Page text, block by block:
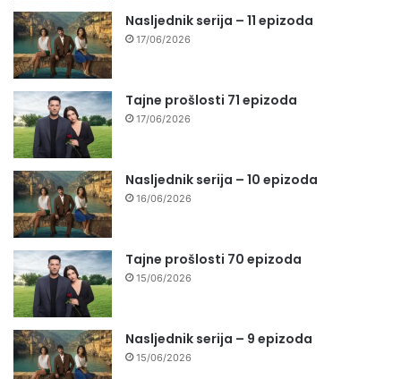
Nasljednik serija – 11 epizoda
17/06/2026
Tajne prošlosti 71 epizoda
17/06/2026
Nasljednik serija – 10 epizoda
16/06/2026
Tajne prošlosti 70 epizoda
15/06/2026
Nasljednik serija – 9 epizoda
15/06/2026